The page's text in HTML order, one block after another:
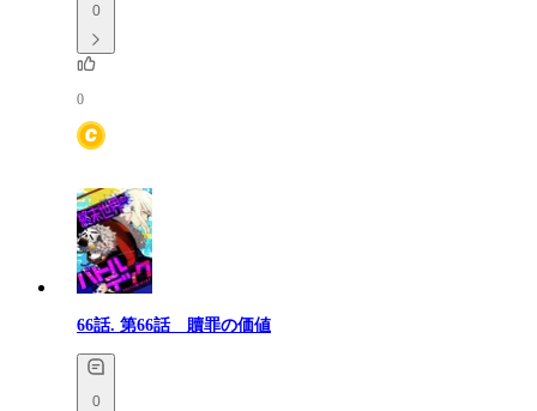
0
0
66話. 第66話 贖罪の価値
0